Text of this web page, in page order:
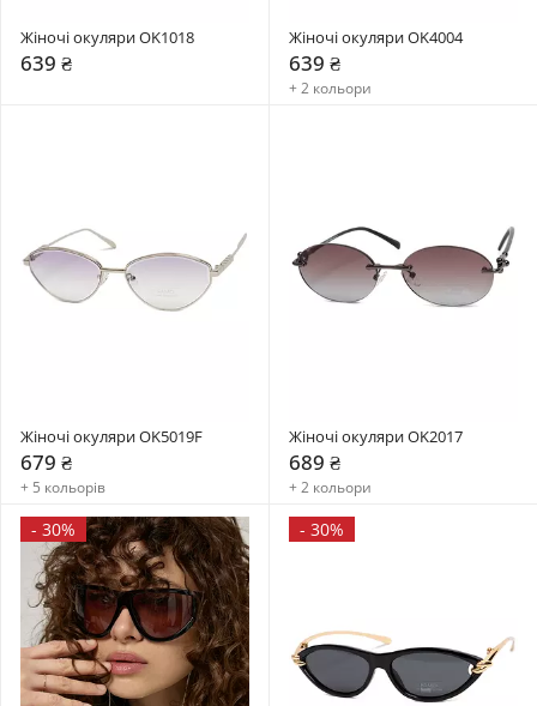
Жіночі окуляри OK1018
639 ₴
Жіночі окуляри OK4004
639 ₴
+ 2 кольори
Жіночі окуляри OK5019F
679 ₴
+ 5 кольорів
Жіночі окуляри OK2017
689 ₴
+ 2 кольори
- 30% - 30%